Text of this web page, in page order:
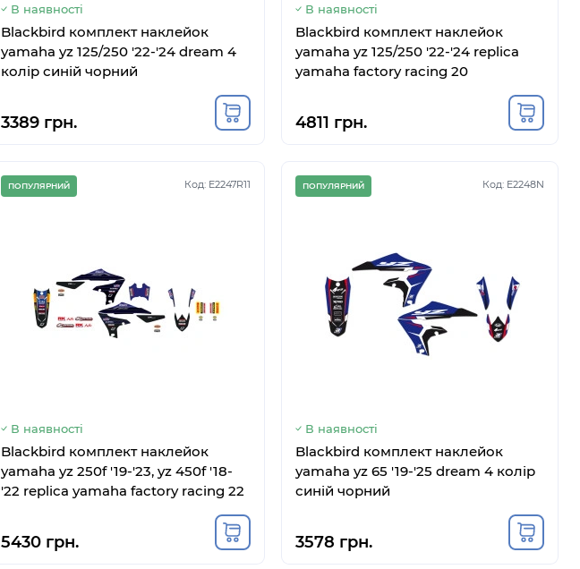
Код: 860VG812587 Код: 860VG812583
В наявності
Blackbird комплект наклейок
yamaha yz 125/250 '22-'24 dream 4
колір синій чорний
3389 грн.
В наявності
Blackbird комплект наклейок
yamaha yz 125/250 '22-'24 replica
yamaha factory racing 20
4811 грн.
Код: E2247R11
ПОПУЛЯРНИЙ
В наявності
Blackbird комплект наклейок
yamaha yz 250f '19-'23, yz 450f '18-
'22 replica yamaha factory racing 22
5430 грн.
Код: E2248N
ПОПУЛЯРНИЙ
В наявності
Blackbird комплект наклейок
yamaha yz 65 '19-'25 dream 4 колір
синій чорний
3578 грн.